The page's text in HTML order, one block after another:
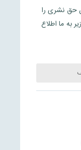
حق نشری را
به ما اطلاع